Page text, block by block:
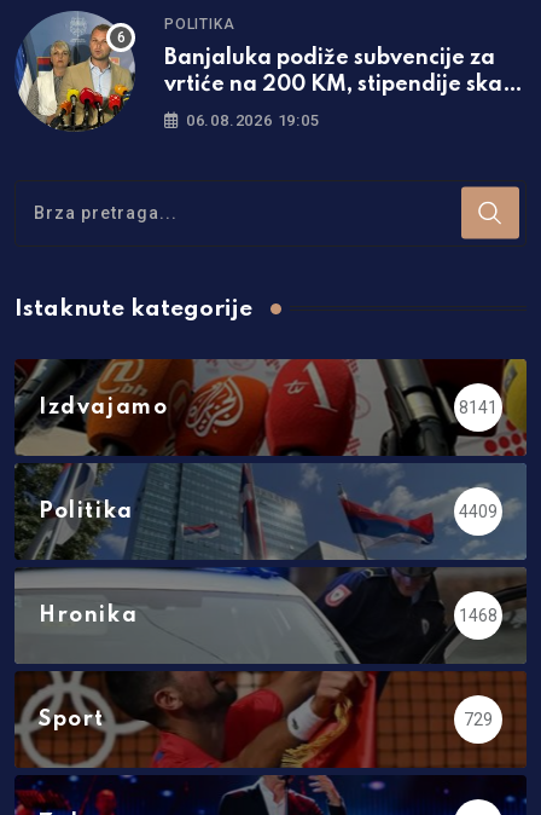
POLITIKA
Banjaluka podiže subvencije za
vrtiće na 200 KM, stipendije skaču
za čak 50 odsto!
06.08.2026 19:05
Istaknute kategorije
Izdvajamo 8141
Politika 4409
Hronika 1468
Sport 729